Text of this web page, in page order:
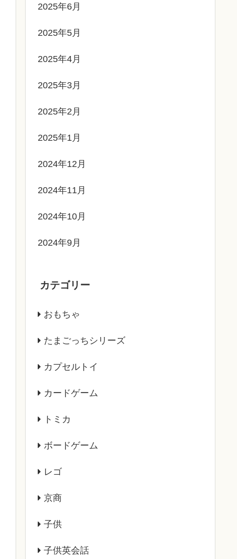
2025年6月
2025年5月
2025年4月
2025年3月
2025年2月
2025年1月
2024年12月
2024年11月
2024年10月
2024年9月
カテゴリー
おもちゃ
たまごっちシリーズ
カプセルトイ
カードゲーム
トミカ
ボードゲーム
レゴ
京商
子供
子供英会話